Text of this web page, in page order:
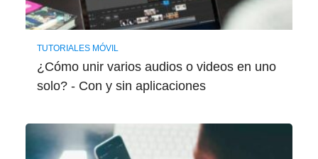
TUTORIALES MÓVIL
¿Cómo unir varios audios o videos en uno
solo? - Con y sin aplicaciones